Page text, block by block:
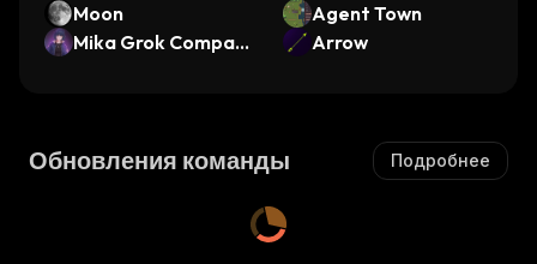
Moon
Agent Town
Mika Grok Compani
Arrow
Обновления команды Подробнее